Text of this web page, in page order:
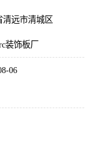
清远市清城区
装饰板厂
06